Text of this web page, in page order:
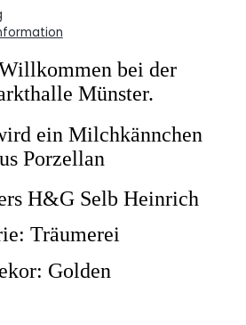
bei der
Münster.
ein Milchkännchen
Porzellan
H&G Selb Heinrich
Träumerei
Golden